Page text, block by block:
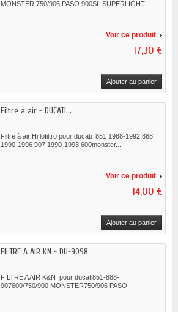
MONSTER 750/906 PASO 900SL SUPERLIGHT...
Voir ce produit
17,30 €
Ajouter au panier
Filtre a air - DUCATI...
Filtre à air Hiflofiltro pour ducati 851 1988-1992 888
1990-1996 907 1990-1993 600monster...
Voir ce produit
14,00 €
Ajouter au panier
FILTRE A AIR KN - DU-9098
FILTRE A AIR K&N pour ducati851-888-
907600/750/900 MONSTER750/906 PASO...